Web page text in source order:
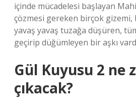
içinde mücadelesi başlayan
çözmesi gereken birçok gizemi,
yavaş yavaş tuzağa düşüren,
geçirip düğümleyen bir aşkı
Gül Kuyusu 2 ne
çıkacak?